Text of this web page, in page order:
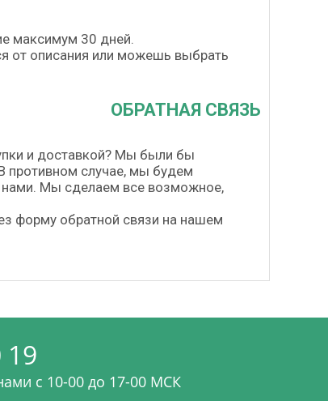
максимум 30 дней.
от описания или можешь выбрать
ОБРАТНАЯ СВЯЗЬ
и доставкой? Мы были бы
противном случае, мы будем
нами. Мы сделаем все возможное,
форму обратной связи на нашем
19
c 10-00 до 17-00 МСК